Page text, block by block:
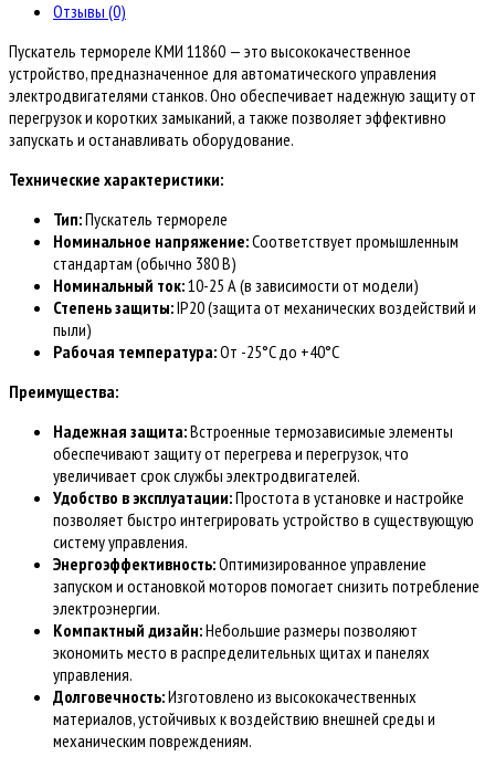
термореле)
станков
Отзывы (0)
Пускатель термореле КМИ 11860 — это высококачественное
устройство, предназначенное для автоматического управления
электродвигателями станков. Оно обеспечивает надежную защиту от
перегрузок и коротких замыканий, а также позволяет эффективно
запускать и останавливать оборудование.
Технические характеристики:
Тип:Пускатель термореле
Номинальное напряжение:Соответствует промышленным
стандартам (обычно 380 В)
Номинальный ток:10-25 А (в зависимости от модели)
Степень защиты:IP20 (защита от механических воздействий и
пыли)
Рабочая температура:От -25°C до +40°C
Преимущества:
Надежная защита:Встроенные термозависимые элементы
обеспечивают защиту от перегрева и перегрузок, что
увеличивает срок службы электродвигателей.
Удобство в эксплуатации:Простота в установке и настройке
позволяет быстро интегрировать устройство в существующую
систему управления.
Энергоэффективность:Оптимизированное управление
запуском и остановкой моторов помогает снизить потребление
электроэнергии.
Компактный дизайн:Небольшие размеры позволяют
экономить место в распределительных щитах и панелях
управления.
Долговечность:Изготовлено из высококачественных
материалов, устойчивых к воздействию внешней среды и
механическим повреждениям.